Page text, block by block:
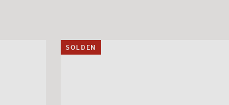
SOLDEN